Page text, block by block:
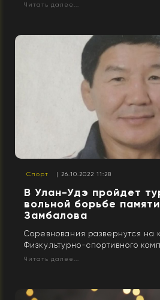
Читать далее...
Спорт | 26.10.2022 11:28
В Улан-Удэ пройдет
вольной борьбе
Замбалова
Соревнования развернутся на
Физкультурно-спортивного
Читать далее...